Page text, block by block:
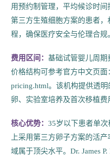
用预约制管理，平均候诊时
第三方生殖细胞方案的患者
程，确保医疗安全与伦理合规
费用区间：基础试管婴儿周期
价格结构可参考官方中文页
pricing.html。该机构提供透
卵、实验室培养及首次移植费
核心优势：35岁以下患者单
上采用第三方卵子方案的活
域属于顶尖水平。Dr. James